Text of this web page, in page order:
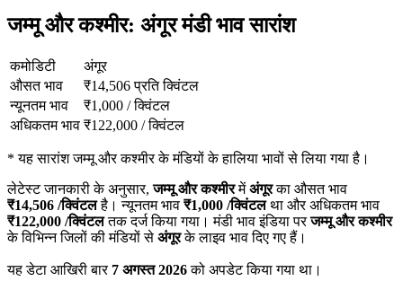
जम्मू और कश्मीर: अंगूर मंडी भाव सारांश
कमोडिटी
अंगूर
औसत भाव
₹14,506 प्रति क्विंटल
न्यूनतम भाव
₹1,000 /क्विंटल
अधिकतम भाव ₹122,000 /क्विंटल
*यह सारांश जम्मू और कश्मीर के मंडियों के हालिया भावों से लिया गया है।
लेटेस्ट जानकारी के अनुसार,जम्मू और कश्मीरमेंअंगूरका औसत भाव
₹14,506 /क्विंटलहै। न्यूनतम भाव ₹1,000 /क्विंटलथा और अधिकतम भाव
₹122,000 /क्विंटलतक दर्ज किया गया। मंडी भाव इंडिया परजम्मू और कश्मीर
के विभिन्न जिलों की मंडियों से अंगूरके लाइव भाव दिए गए हैं।
यह डेटा आखिरी बार 7 अगस्त 2026को अपडेट किया गया था।